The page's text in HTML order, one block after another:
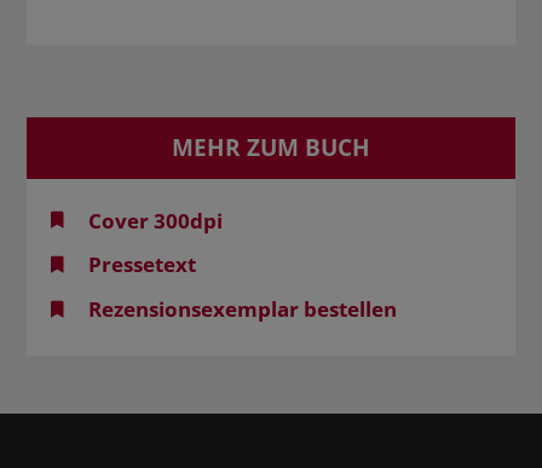
MEHR ZUM BUCH
Cover 300dpi
Pressetext
Rezensionsexemplar bestellen